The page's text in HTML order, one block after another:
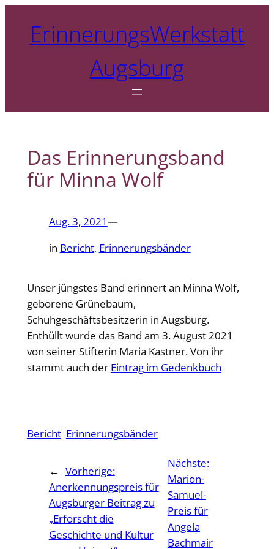
springenErinnerungsWerkstatt
Augsburg
Das Erinnerungsband
für Minna Wolf
Aug. 3, 2021—
in Bericht, Erinnerungsbänder
Unser jüngstes Band erinnert an Minna Wolf,
geborene Grünebaum,
Schuhgeschäftsbesitzerin in Augsburg.
Enthüllt wurde das Band am 3. August 2021
von seiner Stifterin Maria Kastner. Von ihr
stammt auch der Eintrag im Gedenkbuch
Bericht Erinnerungsbänder
← Vorherige:
Anerkennungspreis für
Augsburger Beitrag zu
„Erforscht die
Geschichte und Kultur
Nächste:
Marion-
Samuel-
Preis für
Angela
Bachmair